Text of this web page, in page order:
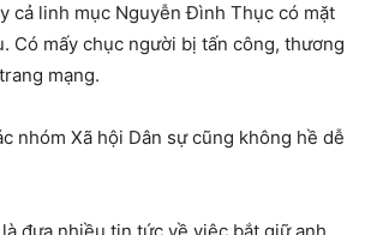
cả linh mục Nguyễn Đình Thục có mặt
Có mấy chục người bị tấn công, thương
mạng.
nhóm Xã hội Dân sự cũng không hề dễ